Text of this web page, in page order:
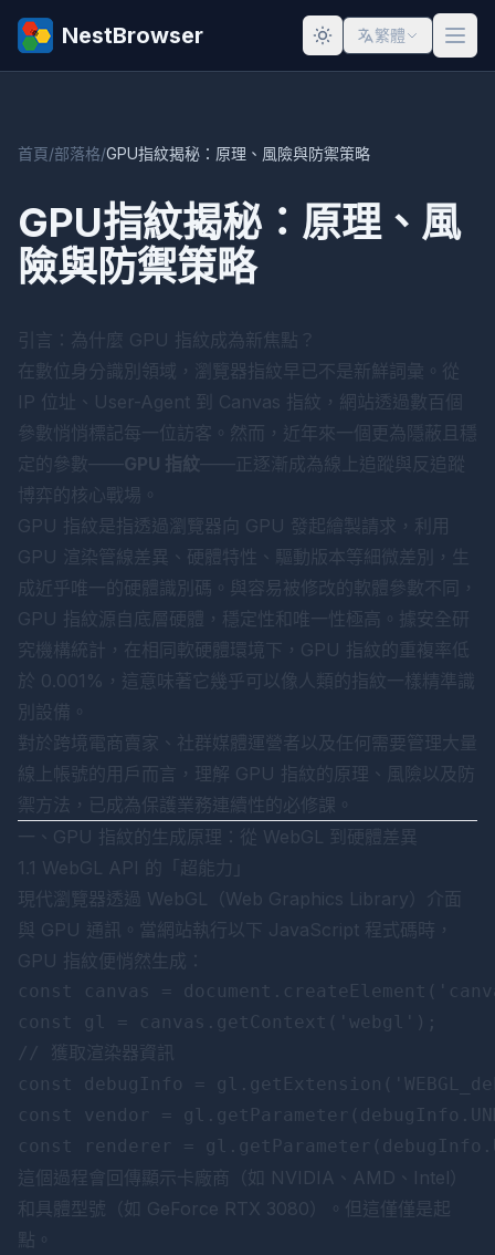
NestBrowser 繁體
首頁/部落格/GPU指紋揭秘：原理、風險與防禦策略
GPU指紋揭秘：原理、風
險與防禦策略
引言：為什麼 GPU 指紋成為新焦點？
在數位身分識別領域，瀏覽器指紋早已不是新鮮詞彙。從
IP 位址、User-Agent 到 Canvas 指紋，網站透過數百個
參數悄悄標記每一位訪客。然而，近年來一個更為隱蔽且穩
定的參數——GPU 指紋——正逐漸成為線上追蹤與反追蹤
博弈的核心戰場。
GPU 指紋是指透過瀏覽器向 GPU 發起繪製請求，利用
GPU 渲染管線差異、硬體特性、驅動版本等細微差別，生
成近乎唯一的硬體識別碼。與容易被修改的軟體參數不同，
GPU 指紋源自底層硬體，穩定性和唯一性極高。據安全研
究機構統計，在相同軟硬體環境下，GPU 指紋的重複率低
於 0.001%，這意味著它幾乎可以像人類的指紋一樣精準識
別設備。
對於跨境電商賣家、社群媒體運營者以及任何需要管理大量
線上帳號的用戶而言，理解 GPU 指紋的原理、風險以及防
禦方法，已成為保護業務連續性的必修課。
一、GPU 指紋的生成原理：從 WebGL 到硬體差異
1.1 WebGL API 的「超能力」
現代瀏覽器透過 WebGL（Web Graphics Library）介面
與 GPU 通訊。當網站執行以下 JavaScript 程式碼時，
GPU 指紋便悄然生成：
const canvas =
const gl = canvas.getContext('webgl');
// 獲取渲染器資訊
const debugInfo =
const vendor =
這個過程會回傳顯示卡廠商（如 NVIDIA、AMD、Intel）
和具體型號（如 GeForce RTX 3080）。但這僅僅是起
點。